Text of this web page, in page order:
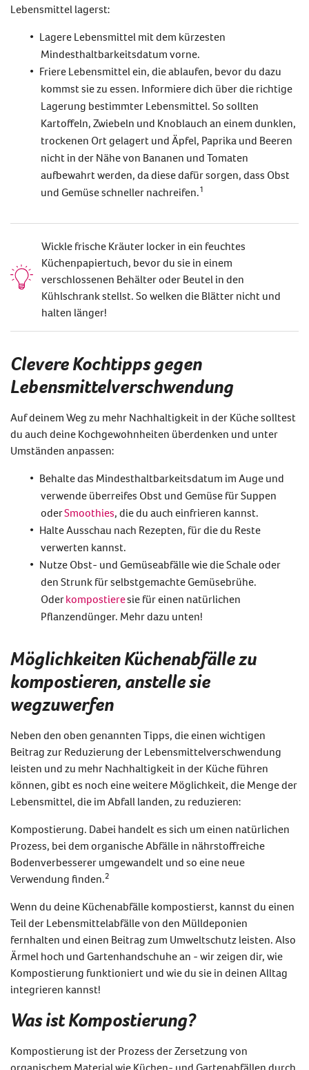
Lebensmittel lagerst:
Lagere Lebensmittel mit dem kürzesten
Mindesthaltbarkeitsdatum vorne.
Friere Lebensmittel ein, die ablaufen, bevordu dazu
kommst sie zu essen. Informieredich über die richtige
Lagerung bestimmter Lebensmittel. So sollten
Kartoffeln, Zwiebeln und Knoblauch an einem dunklen,
trockenen Ort gelagert und Äpfel, Paprika und Beeren
nicht in der Nähe von Bananen und Tomaten
aufbewahrt werden, da diese dafür sorgen, dass Obst
und Gemüse schneller nachreifen.1
Wickle frische Kräuter locker in ein feuchtes
Küchenpapiertuch, bevor du sie in einem
verschlossenen Behälter oder Beutel in den
Kühlschrank stellst. So welken die Blätter nicht und
halten länger!
Clevere Kochtipps gegen
Lebensmittelverschwendung
Aufdeinem Weg zu mehr Nachhaltigkeit in der Küchesolltest
du auch deine Kochgewohnheiten überdenken und unter
Umständen anpassen:
Behalte das Mindesthaltbarkeitsdatum im Auge und
verwende überreifes Obst und Gemüse für Suppen
oderSmoothies, die du auch einfrieren kannst.
Halte Ausschau nach Rezepten, für die du Reste
verwerten kannst.
Nutze Obst- und Gemüseabfälle wie die Schale oder
den Strunk für selbstgemachte Gemüsebrühe.
Oderkompostieresie für einen natürlichen
Pflanzendünger. Mehr dazu unten!
Möglichkeiten Küchenabfälle zu
kompostieren, anstelle sie
wegzuwerfen
Neben den oben genannten Tipps, die einen wichtigen
Beitrag zur Reduzierung der Lebensmittelverschwendung
leisten und zu mehr Nachhaltigkeit in der Küche führen
können, gibt es noch eine weitere Möglichkeit, die Menge der
Lebensmittel, die im Abfall landen, zu reduzieren:
Kompostierung. Dabei handelt es sich um einen natürlichen
Prozess, bei dem organische Abfälle in nährstoffreiche
Bodenverbesserer umgewandelt und so eine neue
Verwendung finden.2
Wenn du deine Küchenabfälle kompostierst, kannst du einen
Teil der Lebensmittelabfälle von den Mülldeponien
fernhalten und einen Beitrag zum Umweltschutz leisten. Also
Ärmel hoch und Gartenhandschuhe an - wir zeigen dir, wie
Kompostierung funktioniert und wie du sie in deinen Alltag
integrieren kannst!
Was ist Kompostierung?
Kompostierung ist der Prozess der Zersetzung von
organischem Material wie Küchen- und Gartenabfällen durch